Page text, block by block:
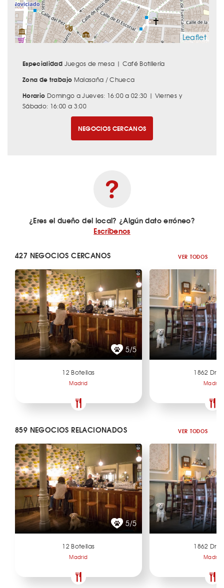
Leaflet
Especialidad Juegos de mesa | Café Botillería
Zona de trabajo Malasaña / Chueca
Horario Domingo a Jueves: 16:00 a 02:30 | Viernes y
Sábado: 16:00 a 3:00
NEGOCIOS CERCANOS
¿Eres el dueño del local? ¿Algún dato erróneo?
Escríbenos
427 NEGOCIOS CERCANOS VER TODOS
5/5
12 Botellas
Madrid
1862 Dry
Madrid
859 NEGOCIOS RELACIONADOS VER TODOS
5/5
12 Botellas
Madrid
1862 Dry
Madrid